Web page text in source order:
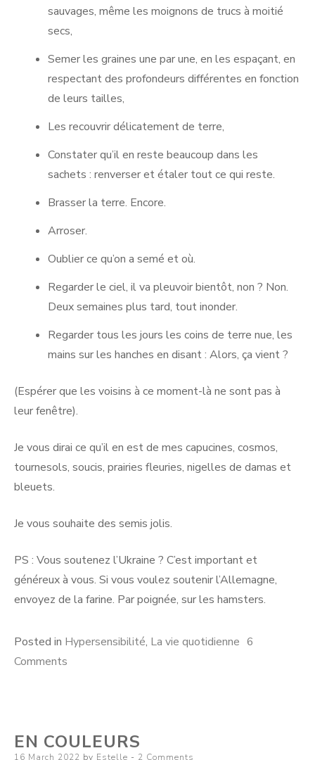
sauvages, même les moignons de trucs à moitié
secs,
Semer les graines une par une, en les espaçant, en
respectant des profondeurs différentes en fonction
de leurs tailles,
Les recouvrir délicatement de terre,
Constater qu’il en reste beaucoup dans les
sachets : renverser et étaler tout ce qui reste.
Brasser la terre. Encore.
Arroser.
Oublier ce qu’on a semé et où.
Regarder le ciel, il va pleuvoir bientôt, non ? Non.
Deux semaines plus tard, tout inonder.
Regarder tous les jours les coins de terre nue, les
mains sur les hanches en disant : Alors, ça vient ?
(Espérer que les voisins à ce moment-là ne sont pas à
leur fenêtre).
Je vous dirai ce qu’il en est de mes capucines, cosmos,
tournesols, soucis, prairies fleuries, nigelles de damas et
bleuets.
Je vous souhaite des semis jolis.
PS : Vous soutenez l’Ukraine ? C’est important et
généreux à vous. Si vous voulez soutenir l’Allemagne,
envoyez de la farine. Par poignée, sur les hamsters.
Posted in Hypersensibilité, La vie quotidienne 6
Comments
EN COULEURS
Posted
16 March 2022 by Estelle 2 Comments